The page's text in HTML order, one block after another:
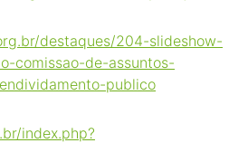
destaques/204-slideshow-
comissao-de-assuntos-
publico
index.php?